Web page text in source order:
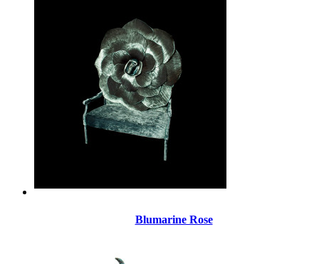
Blumarine Rose